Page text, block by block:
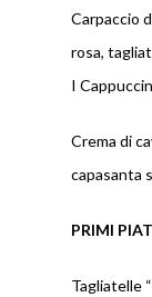
Carpaccio
rosa,
I
Crema di
capasanta
PRIMI
Tagliatelle